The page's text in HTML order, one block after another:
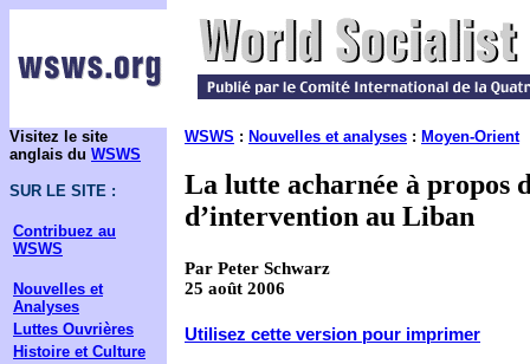
Visitez le site
anglais du WSWS
SUR LE SITE :
Contribuez au
WSWS
Nouvelles et
Analyses
Luttes Ouvrières
Histoire et Culture
WSWS : Nouvelles et analyses : Moyen-Orient
La lutte acharnée à propos
d’intervention au Liban
Par Peter Schwarz
25 août 2006
Utilisez cette version pour imprimer